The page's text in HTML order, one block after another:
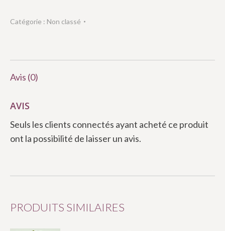
Catégorie : Non classé
Avis (0)
AVIS
Seuls les clients connectés ayant acheté ce produit
ont la possibilité de laisser un avis.
PRODUITS SIMILAIRES